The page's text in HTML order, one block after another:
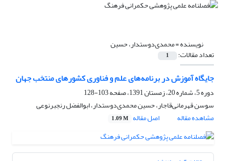
نویسنده =محمدی‌دوستدار، حسین
تعداد مقالات: 1
جایگاه آموزش در برنامه‌های علم و فناوری کشور‌های منتخب جهان
دوره 5، شماره 20، زمستان 1391، صفحه
103-128
سوسن قهرمانی‌قاجار، حسین محمدی‌دوستدار، ابوالفضل رنجبرنوعی
مشاهده مقاله
اصل مقاله 1.09 M